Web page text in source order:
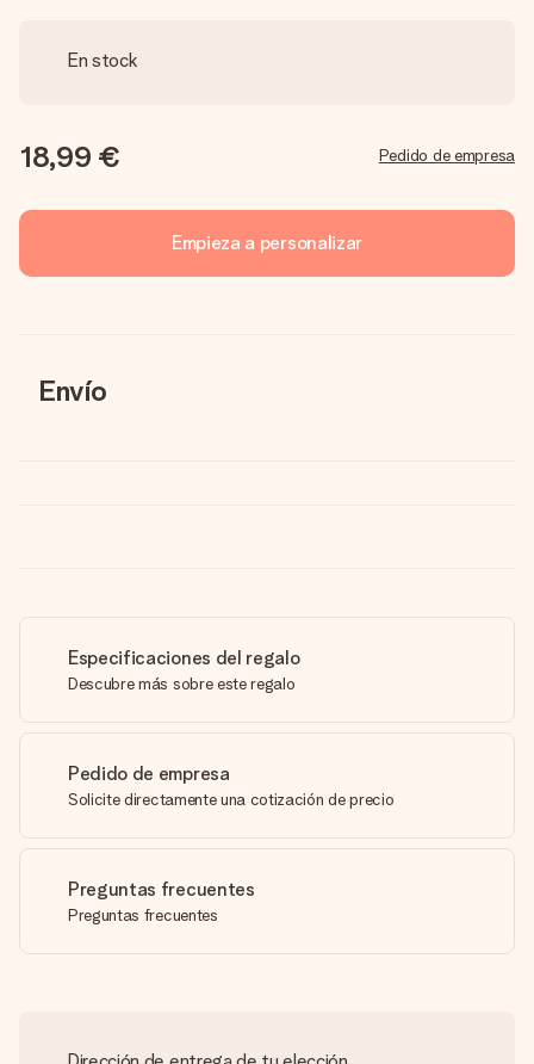
En stock
18,99 € Pedido de empresa
Empieza a personalizar
Envío
Especificaciones del regalo
Descubre más sobre este regalo
Pedido de empresa
Solicite directamente una cotización de precio
Preguntas frecuentes
Preguntas frecuentes